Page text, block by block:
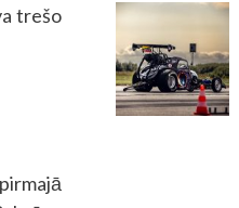
trešo